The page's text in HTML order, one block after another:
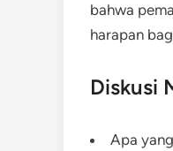
bahwa
harapan
Diskusi
Apa